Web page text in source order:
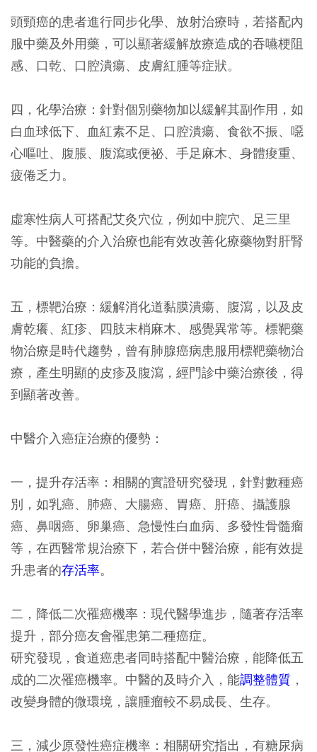
頭頸癌的患者進行同步化學、放射治療時，若搭配內
服中藥及外用藥，可以顯著緩解放療造成的吞嚥梗阻
感、口乾、口腔潰瘍、皮膚紅腫等症狀。
四，化學治療：針對個別藥物加以緩解其副作用，如
白血球低下、血紅素不足、口腔潰瘍、食欲不振、噁
心嘔吐、腹脹、腹瀉或便祕、手足麻木、身體痠重、
疲倦乏力。
虛寒性病人可搭配艾灸穴位，例如中脘穴、足三里
等。中醫藥的介入治療也能有效改善化療藥物對肝腎
功能的負擔。
五，標靶治療：緩解消化道黏膜潰瘍、腹瀉，以及皮
膚乾癢、紅疹、四肢末梢麻木、感覺異常等。標靶藥
物治療是時代趨勢，曾有肺腺癌病患服用標靶藥物治
療，產生明顯的皮疹及腹瀉，經門診中藥治療後，得
到顯著改善。
中醫介入癌症治療的優勢：
一，提升存活率：相關的實證研究發現，針對數種癌
別，如乳癌、肺癌、大腸癌、胃癌、肝癌、攝護腺
癌、鼻咽癌、卵巢癌、急慢性白血病、多發性骨髓瘤
等，在西醫常規治療下，若合併中醫治療，能有效提
升患者的存活率。
二，降低二次罹癌機率：現代醫學進步，隨著存活率
提升，部分癌友會罹患第二種癌症。
研究發現，食道癌患者同時搭配中醫治療，能降低五
成的二次罹癌機率。中醫的及時介入，能調整體質 ，
改變身體的微環境，讓腫瘤較不易成長、生存。
三，減少原發性癌症機率：相關研究指出，有糖尿病